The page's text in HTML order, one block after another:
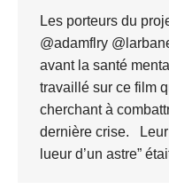
Les porteurs du
@adamflry
avant la santé
travaillé sur ce film
cherchant à
dernière crise. Leur
lueur d’un astre”